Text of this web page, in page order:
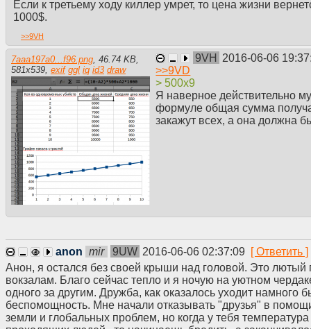
Если к третьему ходу киллер умрет, то цена жизни
1000$.
>>9VH
7aaa197a0...f96.png, 46.74 KB,
581x539, exif ggl iq id3 draw
9VH
2016-06-06
>>9VD
> 500х9
Я наверное действительно
формуле общая сумма
закажут всех, а она должна
anon mir 9UW 2016-06-06 02:37:09
Анон, я остался без своей крыши над головой. Это
вокзалам. Благо сейчас тепло и я ночую на уютном
одного за другим. Дружба, как оказалось уходит
беспомощность. Мне начали отказывать "друзья" в
земли и глобальных проблем, но когда у тебя